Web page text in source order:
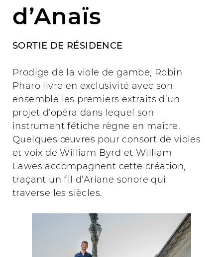
d’Anaïs
SORTIE DE RÉSIDENCE
Prodige de la viole de gambe, Robin
Pharo livre en exclusivité avec son
ensemble les premiers extraits d’un
projet d’opéra dans lequel son
instrument fétiche règne en maître.
Quelques œuvres pour consort de violes
et voix de William Byrd et William
Lawes accompagnent cette création,
traçant un fil d’Ariane sonore qui
traverse les siècles.